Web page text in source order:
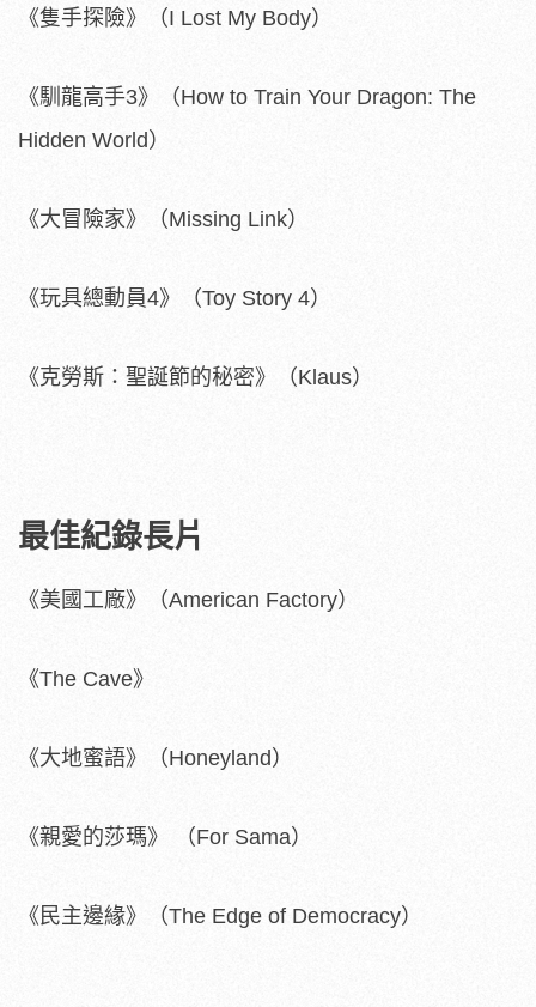
《隻手探險》（I Lost My Body）
《馴龍高手3》（How to Train Your Dragon: The
Hidden World）
《大冒險家》（Missing Link）
《玩具總動員4》（Toy Story 4）
《克勞斯：聖誕節的秘密》（Klaus）
最佳紀錄長片
《美國工廠》（American Factory）
《The Cave》
《大地蜜語》（Honeyland）
《親愛的莎瑪》 （For Sama）
《民主邊緣》（The Edge of Democracy）